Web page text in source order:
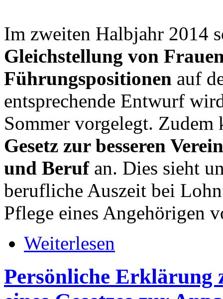
Im zweiten Halbjahr 2014
Gleichstellung von
Führungspositionen auf
entsprechende Entwurf
Sommer vorgelegt.
Gesetz zur besseren
und Berufan. Dies sieht
berufliche Auszeit bei
Pflege eines Angehörigen
Weiterlesen
Persönliche Erklärung